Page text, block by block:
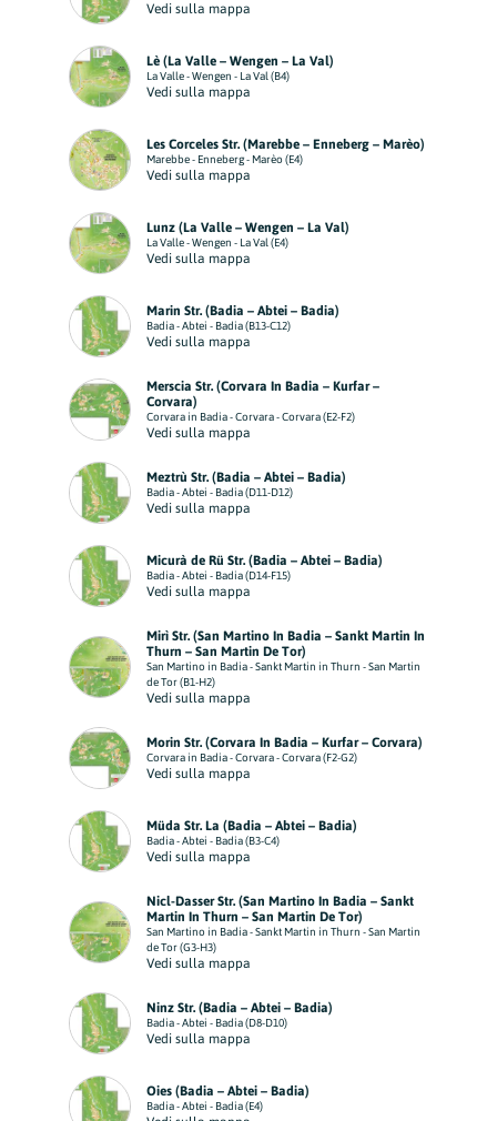
Vedi sulla mappa
Lè (La Valle – Wengen – La Val)
La Valle - Wengen - La Val (B4)
Vedi sulla mappa
Les Corceles Str. (Marebbe – Enneberg – Marèo)
Marebbe - Enneberg - Marèo (E4)
Vedi sulla mappa
Lunz (La Valle – Wengen – La Val)
La Valle - Wengen - La Val (E4)
Vedi sulla mappa
Marin Str. (Badia – Abtei – Badia)
Badia - Abtei - Badia (B13-C12)
Vedi sulla mappa
Merscia Str. (Corvara In Badia – Kurfar –
Corvara)
Corvara in Badia - Corvara - Corvara (E2-F2)
Vedi sulla mappa
Meztrù Str. (Badia – Abtei – Badia)
Badia - Abtei - Badia (D11-D12)
Vedi sulla mappa
Micurà de Rü Str. (Badia – Abtei – Badia)
Badia - Abtei - Badia (D14-F15)
Vedi sulla mappa
Mirì Str. (San Martino In Badia – Sankt Martin In
Thurn – San Martin De Tor)
San Martino in Badia - Sankt Martin in Thurn - San Martin
de Tor (B1-H2)
Vedi sulla mappa
Morin Str. (Corvara In Badia – Kurfar – Corvara)
Corvara in Badia - Corvara - Corvara (F2-G2)
Vedi sulla mappa
Müda Str. La (Badia – Abtei – Badia)
Badia - Abtei - Badia (B3-C4)
Vedi sulla mappa
Nicl-Dasser Str. (San Martino In Badia – Sankt
Martin In Thurn – San Martin De Tor)
San Martino in Badia - Sankt Martin in Thurn - San Martin
de Tor (G3-H3)
Vedi sulla mappa
Ninz Str. (Badia – Abtei – Badia)
Badia - Abtei - Badia (D8-D10)
Vedi sulla mappa
Oies (Badia – Abtei – Badia)
Badia - Abtei - Badia (E4)